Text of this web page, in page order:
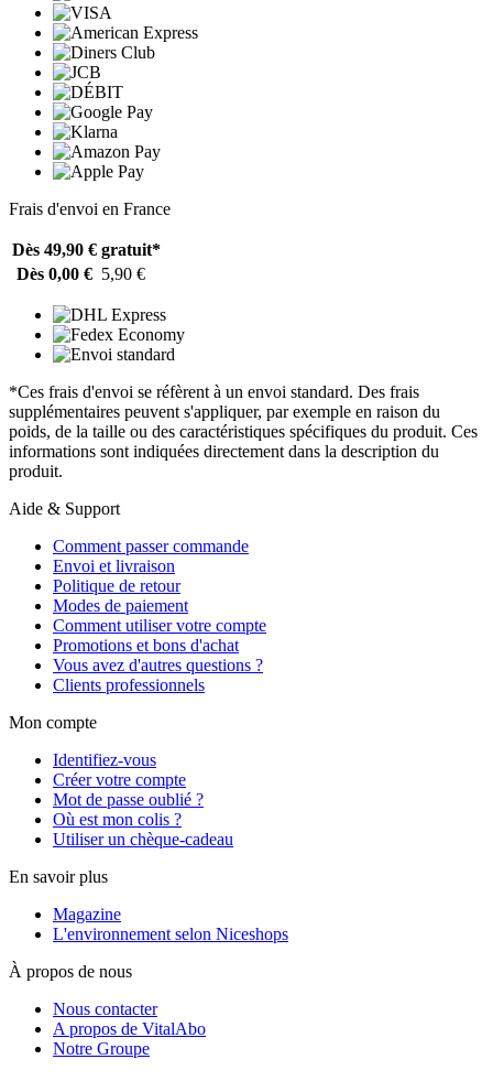
Frais d'envoi en France
Dès 49,90 € gratuit*
Dès 0,00 € 5,90 €
*Ces frais d'envoi se réfèrent à un envoi standard. Des frais
supplémentaires peuvent s'appliquer, par exemple en raison du
poids, de la taille ou des caractéristiques spécifiques du produit. Ces
informations sont indiquées directement dans la description du
produit.
Aide & Support
Comment passer commande
Envoi et livraison
Politique de retour
Modes de paiement
Comment utiliser votre compte
Promotions et bons d'achat
Vous avez d'autres questions ?
Clients professionnels
Mon compte
Identifiez-vous
Créer votre compte
Mot de passe oublié ?
Où est mon colis ?
Utiliser un chèque-cadeau
En savoir plus
Magazine
L'environnement selon Niceshops
À propos de nous
Nous contacter
A propos de VitalAbo
Notre Groupe